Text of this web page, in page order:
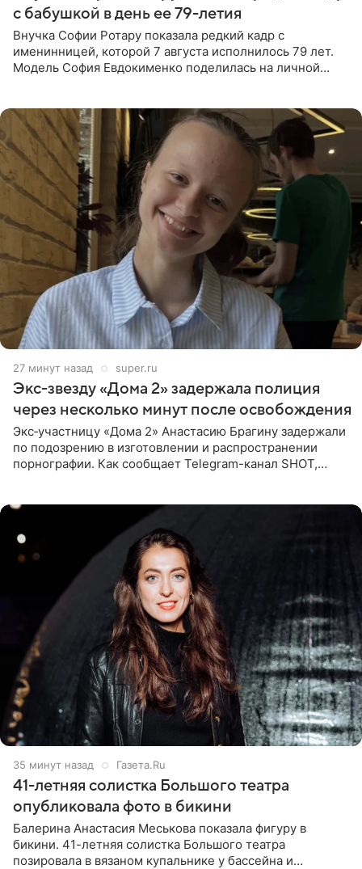
с бабушкой в день ее 79-летия
Внучка Софии Ротару показала редкий кадр с
именинницей, которой 7 августа исполнилось 79 лет.
Модель София Евдокименко поделилась на личной
27 минут назад super.ru
Экс‑звезду «Дома 2» задержала полиция
через несколько минут после освобождения
Экс‑участницу «Дома 2» Анастасию Брагину задержали
по подозрению в изготовлении и распространении
порнографии. Как сообщает Telegram-канал SHOT,
35 минут назад Газета.Ru
41-летняя солистка Большого театра
опубликовала фото в бикини
Балерина Анастасия Меськова показала фигуру в
бикини. 41-летняя солистка Большого театра
позировала в вязаном купальнике у бассейна и